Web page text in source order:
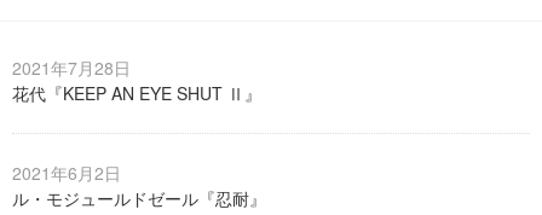
2021年7月28日
花代『KEEP AN EYE SHUT Ⅱ』
2021年6月2日
ル・モジュールドゼール『忍耐』